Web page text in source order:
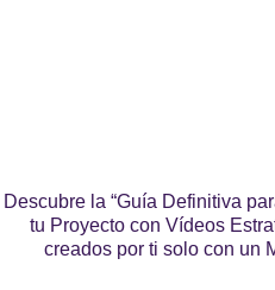
Descubre la “Guía Definitiva
tu Proyecto con Vídeos
creados por ti solo con un